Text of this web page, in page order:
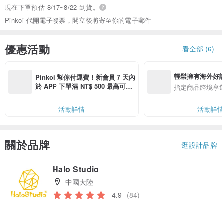
現在下單預估 8/17~8/22 到貨。
Pinkoi 代開電子發票，開立後將寄至你的電子郵件
優惠活動 看全部 (6)
Pinkoi 幫你付運費！新會員 7 天內
於 APP 下單滿 NT$ 500 最高可折
活動詳情
輕鬆擁有海外好
指定商品跨境享
活動詳
關於品牌 逛設計品牌
Halo Studio
中國大陸
4.9 (84)